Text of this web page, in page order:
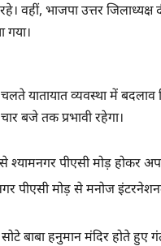
वहीं, भाजपा उत्तर जिलाध्यक्ष
गया।
यातायात व्यवस्था में बदलाव
बजे तक प्रभावी रहेगा।
श्यामनगर पीएसी मोड़ होकर
पीएसी मोड़ से मनोज
बाबा हनुमान मंदिर होते हुए